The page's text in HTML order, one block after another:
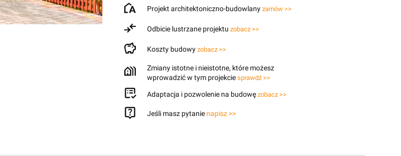
Projekt architektoniczno-budowlany zamów >>
Odbicie lustrzane projektu zobacz >>
Koszty budowy zobacz >>
Zmiany istotne i nieistotne, które możesz
wprowadzić w tym projekcie sprawdź >>
Adaptacja i pozwolenie na budowę zobacz >>
Jeśli masz pytanie napisz >>